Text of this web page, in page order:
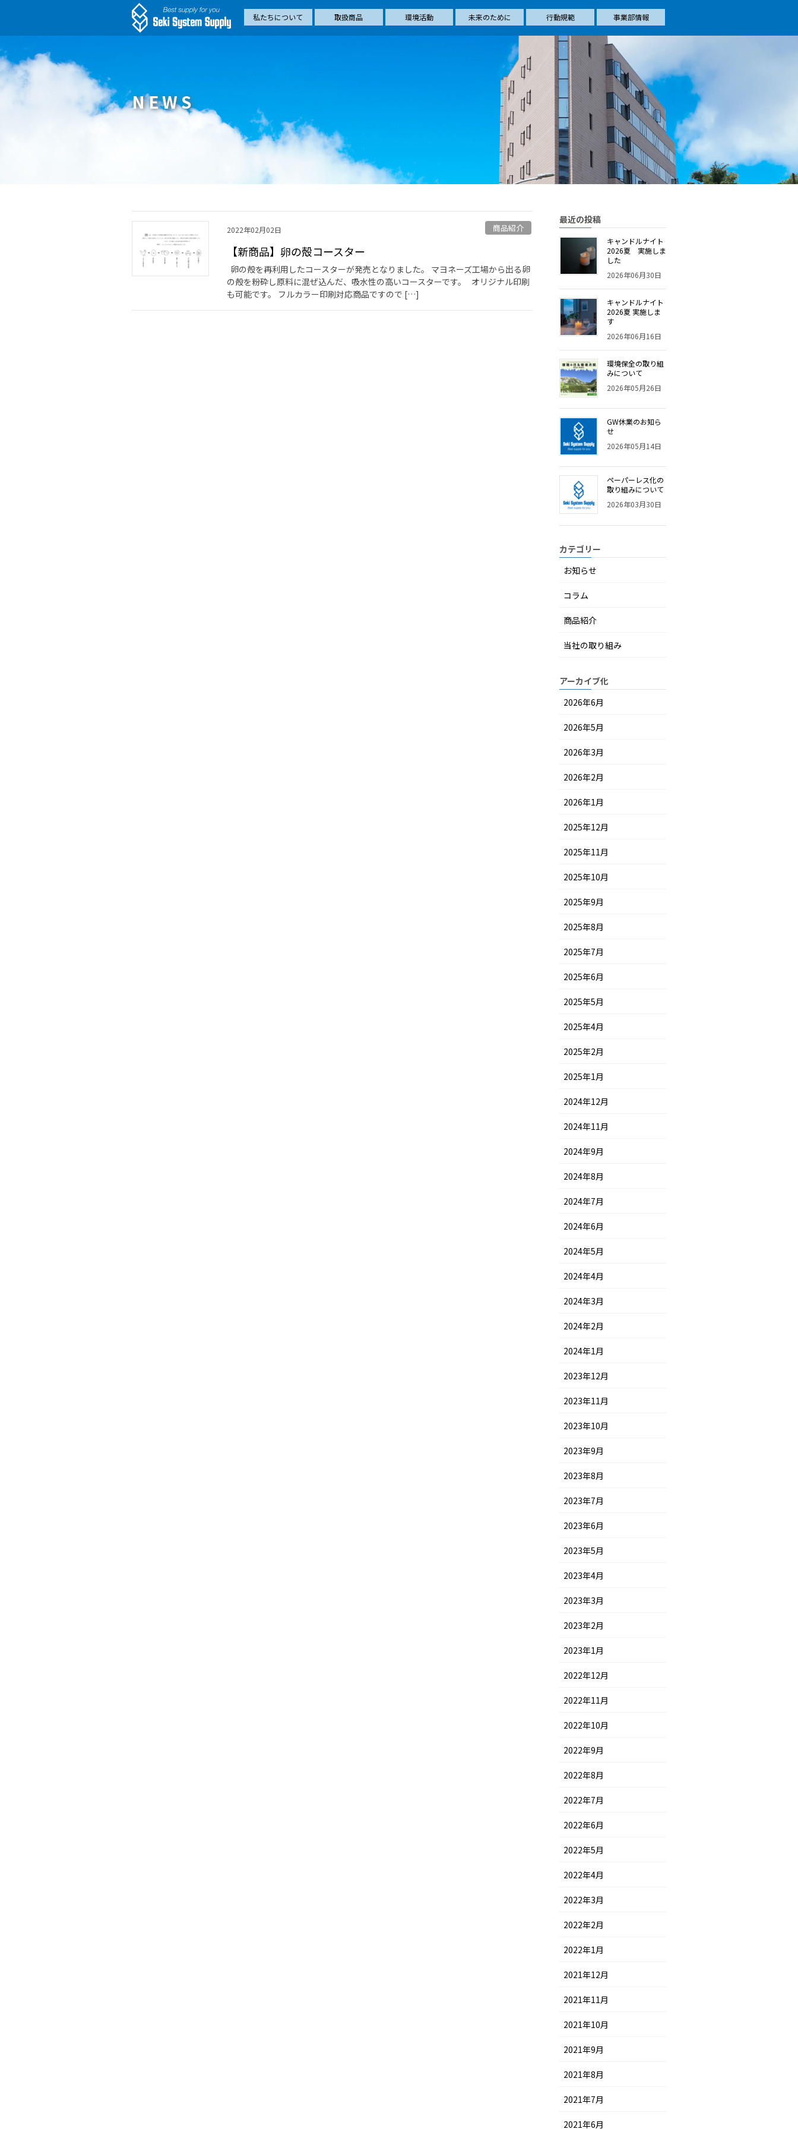
私たちについて 取扱商品 環境活動 未来のために 行動規範 事業部情報
NEWS
2022年02月02日 商品紹介
【新商品】卵の殻コースター
卵の殻を再利用したコースターが発売となりました。 マヨネーズ工場から出る卵
の殻を粉砕し原料に混ぜ込んだ、吸水性の高いコースターです。 オリジナル印刷
も可能です。 フルカラー印刷対応商品ですので […]
最近の投稿
キャンドルナイト
2026夏 実施しま
した
2026年06月30日
キャンドルナイト
2026夏 実施しま
す
2026年06月16日
環境保全の取り組
みについて
2026年05月26日
GW休業のお知ら
せ
2026年05月14日
ペーパーレス化の
取り組みについて
2026年03月30日
カテゴリー
お知らせ
コラム
商品紹介
当社の取り組み
アーカイブ化
2026年6月
2026年5月
2026年3月
2026年2月
2026年1月
2025年12月
2025年11月
2025年10月
2025年9月
2025年8月
2025年7月
2025年6月
2025年5月
2025年4月
2025年2月
2025年1月
2024年12月
2024年11月
2024年9月
2024年8月
2024年7月
2024年6月
2024年5月
2024年4月
2024年3月
2024年2月
2024年1月
2023年12月
2023年11月
2023年10月
2023年9月
2023年8月
2023年7月
2023年6月
2023年5月
2023年4月
2023年3月
2023年2月
2023年1月
2022年12月
2022年11月
2022年10月
2022年9月
2022年8月
2022年7月
2022年6月
2022年5月
2022年4月
2022年3月
2022年2月
2022年1月
2021年12月
2021年11月
2021年10月
2021年9月
2021年8月
2021年7月
2021年6月